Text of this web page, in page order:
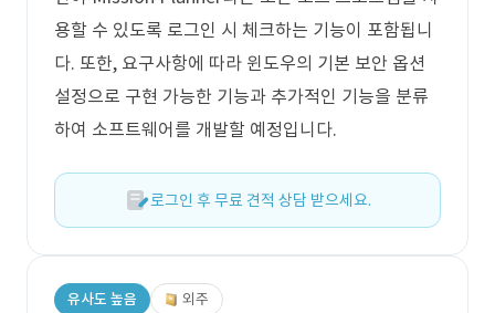
용할 수 있도록 로그인 시 체크하는 기능이 포함됩니
다. 또한, 요구사항에 따라 윈도우의 기본 보안 옵션
설정으로 구현 가능한 기능과 추가적인 기능을 분류
하여 소프트웨어를 개발할 예정입니다.
로그인 후 무료 견적 상담 받으세요.
유사도 높음 외주